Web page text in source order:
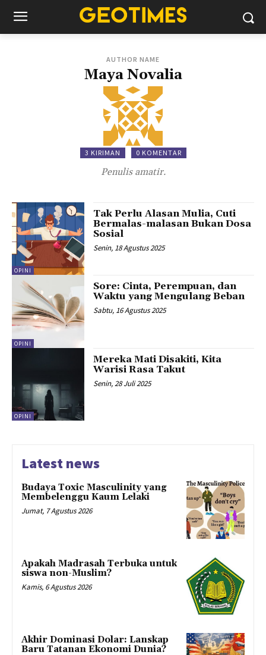
AUTHOR NAME
Maya Novalia
3 KIRIMAN 0 KOMENTAR
Penulis amatir.
OPINI
Tak Perlu Alasan Mulia, Cuti
Bermalas-malasan Bukan Dosa
Sosial
Senin, 18 Agustus 2025
OPINI
Sore: Cinta, Perempuan, dan
Waktu yang Mengulang Beban
Sabtu, 16 Agustus 2025
OPINI
Mereka Mati Disakiti, Kita
Warisi Rasa Takut
Senin, 28 Juli 2025
Latest news
Budaya Toxic Masculinity yang
Membelenggu Kaum Lelaki
Jumat, 7 Agustus 2026
Apakah Madrasah Terbuka untuk
siswa non-Muslim?
Kamis, 6 Agustus 2026
Akhir Dominasi Dolar: Lanskap
Baru Tatanan Ekonomi Dunia?